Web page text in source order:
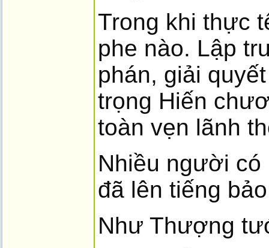
Trong khi thực
phe nào. Lập
phán, giải
trọng Hiến
toàn vẹn lãnh
Nhiều người
đã lên tiếng
Như Thượng